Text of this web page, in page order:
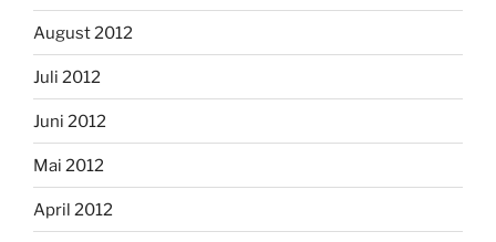
August 2012
Juli 2012
Juni 2012
Mai 2012
April 2012